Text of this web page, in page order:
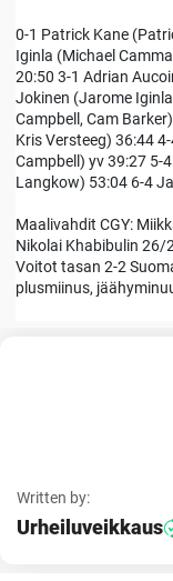
0-1 Patrick Kane
Iginla (Michael
20:50 3-1 Adrian
Jokinen (Jarome
Campbell, Cam
Kris Versteeg) 36:44
Campbell) yv 39:27 5-
Langkow) 53:04 6-4
Maalivahdit CGY:
Nikolai Khabibulin 26/
Voitot tasan 2-2
plusmiinus,
Written by:
Urheiluveikkaus